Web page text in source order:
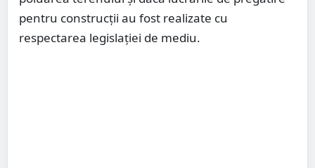
pentru construcții au fost realizate cu
respectarea legislației de mediu.